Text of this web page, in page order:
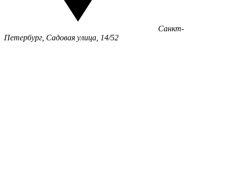
Санкт-
Петербург, Садовая улица, 14/52